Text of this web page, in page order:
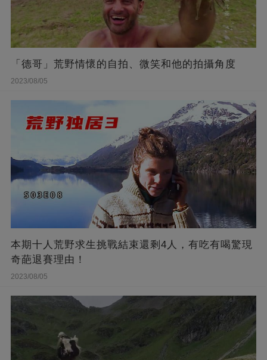
「德哥」荒野情懷的自拍、微笑和他的拍攝角度
2023/08/05
本期十人荒野求生挑戰結束還剩4人，有吃有喝驚現
奇葩退賽理由！
2023/08/05